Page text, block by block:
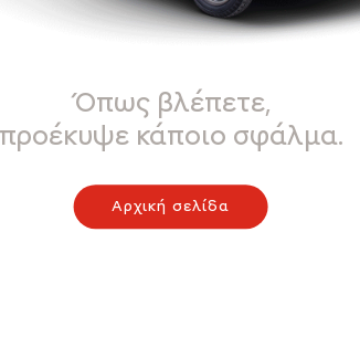
Όπως βλέπετε,
προέκυψε κάποιο σφάλμα.
Αρχική σελίδα